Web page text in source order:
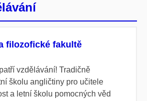
filozofické fakultě
vzdělávání! Tradičně
školu angličtiny pro učitele
a letní školu pomocných věd